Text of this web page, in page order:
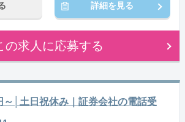
詳細を見る
の求人に応募する
│土日祝休み｜証券会社の電話受